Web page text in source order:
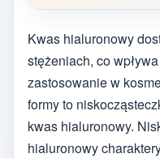
Kwas hialuronowy
stężeniach, co
zastosowanie w
formy to
kwas hialuronowy.
hialuronowy